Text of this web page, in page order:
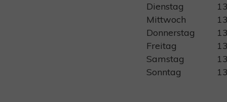
Dienstag
Mittwoch
Donnerstag
Freitag
Samstag
Sonntag